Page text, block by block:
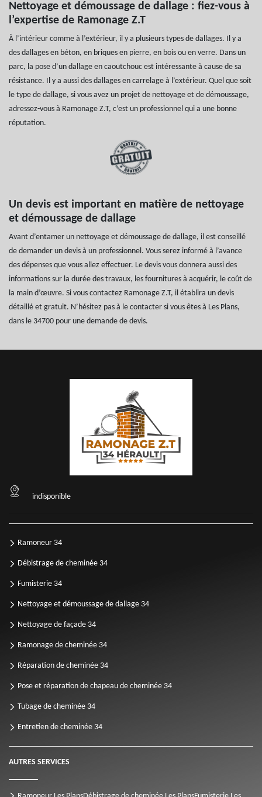
Nettoyage et démoussage de dallage : fiez-vous à
l’expertise de Ramonage Z.T
À l’intérieur comme à l’extérieur, il y a plusieurs types de dallages. Il y a
des dallages en béton, en briques en pierre, en bois ou en verre. Dans un
parc, la pose d’un dallage en caoutchouc est intéressante à cause de sa
résistance. Il y a aussi des dallages en carrelage à l’extérieur. Quel que soit
le type de dallage, si vous avez un projet de nettoyage et de démoussage,
adressez-vous à Ramonage Z.T, c’est un professionnel qui a une bonne
réputation.
Un devis est important en matière de nettoyage
et démoussage de dallage
Avant d’entamer un nettoyage et démoussage de dallage, il est conseillé
de demander un devis à un professionnel. Vous serez informé à l’avance
des dépenses que vous allez effectuer. Le devis vous donnera aussi des
informations sur la durée des travaux, les fournitures à acquérir, le coût de
la main d’œuvre. Si vous contactez Ramonage Z.T, il établira un devis
détaillé et gratuit. N’hésitez pas à le contacter si vous êtes à Les Plans,
dans le 34700 pour une demande de devis.
indisponible
Ramoneur 34
Débistrage de cheminée 34
Fumisterie 34
Nettoyage et démoussage de dallage 34
Nettoyage de façade 34
Ramonage de cheminée 34
Réparation de cheminée 34
Pose et réparation de chapeau de cheminée 34
Tubage de cheminée 34
Entretien de cheminée 34
AUTRES SERVICES